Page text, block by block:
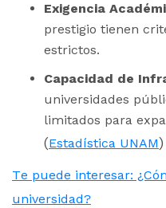
Exigencia
prestigio tienen
estrictos.
Capacidad de
universidades
limitados para
(Estadística UNAM)
Te puede interesar:
universidad?